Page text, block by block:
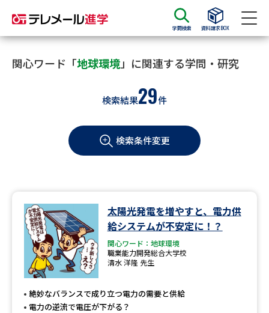
学問検索 資料請求BOX
資料請求 資料検索
大学・短大の資料種類から請求
学部・学科パンフ
過去問題集
大学・短大以外の資料から請求
専門学校の資料請求 大学院の資料請求
留学・進学関連、塾・予備校
大学入学共通テスト「受験案
関心ワード「地球環境」に関連する学問・研究
検索結果29件
検索条件変更
太陽光発電を増やすと、電力供
給システムが不安定に！？
関心ワード：地球環境
職業能力開発総合大学校
清水 洋隆 先生
絶妙なバランスで成り立つ電力の需要と供給
電力の逆流で電圧が下がる？